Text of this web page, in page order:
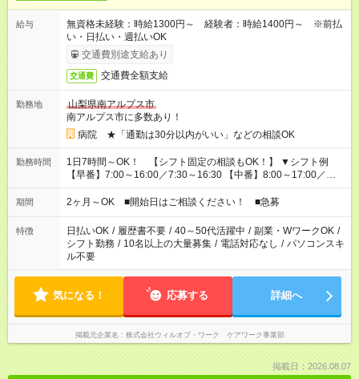
給与
無資格未経験：時給1300円～ 経験者：時給1400円～ ※前払
い・日払い・週払いOK
交通費別途支給あり
交通費 交通費全額支給
勤務地
山梨県南アルプス市
南アルプス市に多数あり！
病院 ★「通勤は30分以内がいい」などの相談OK
勤務時間
1日7時間～OK！ 【シフト固定の相談もOK！】 ▼シフト例
【早番】7:00～16:00／7:30～16:30 【中番】8:00～17:00／
9:00～18:00 【遅番】11:00～20:00／13:00～22:00 「〇時まで
には帰りたい」 「〇時からしか出勤できない」 などの相談OK！
期間 2ヶ月～OK ■開始日はご相談ください！ ■急募
特徴 日払いOK / 履歴書不要 / 40～50代活躍中 / 副業・WワークOK /
シフト勤務 / 10名以上の大量募集 / 電話対応なし / パソコンスキ
ル不要
気になる！ 応募する 詳細へ
掲載元企業名 株式会社ウィルオブ・ワーク ケアワーク事業部
掲載日：2026.08.07